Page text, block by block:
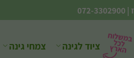
|
072-3302900
ציוד לגינה צמחי גינה